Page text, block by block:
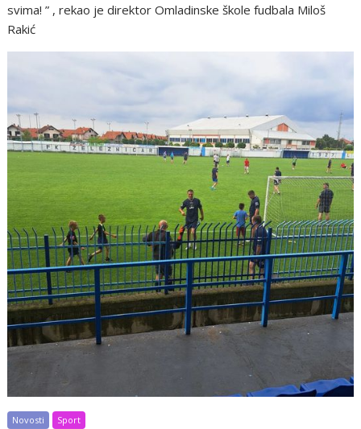
svima! ” , rekao je direktor Omladinske škole fudbala Miloš
Rakić
Novosti Sport